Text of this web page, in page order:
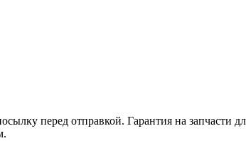
перед отправкой. Гарантия на запчасти